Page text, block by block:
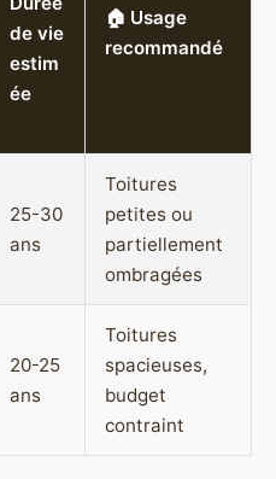
de vie
estim
ée
🏠 Usage
recommandé
25-30
ans
Toitures
petites ou
partiellement
ombragées
20-25
ans
Toitures
spacieuses,
budget
contraint